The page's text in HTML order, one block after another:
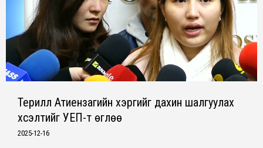
Терилл Атиензагийн хэргийг дахин шалгуулах
хүсэлтийг УЕП-т өглөө
2025-12-16